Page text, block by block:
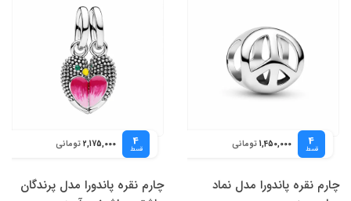
4
قسط 1,450,000 تومانی
چارم نقره پاندورا مدل نماد
4
قسط 2,175,000 تومانی
چارم نقره پاندورا مدل پرندگان